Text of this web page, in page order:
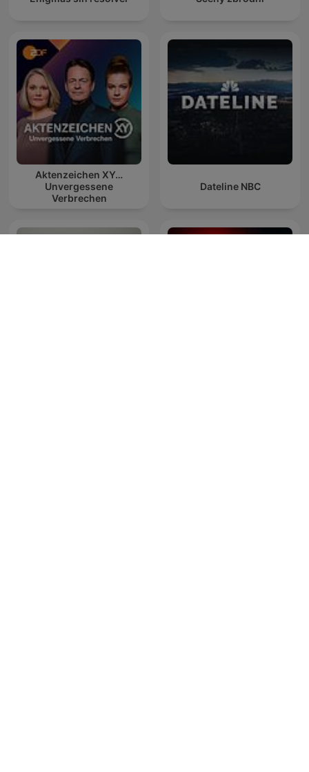
Aktenzeichen XY…
Unvergessene
Verbrechen
Dateline NBC